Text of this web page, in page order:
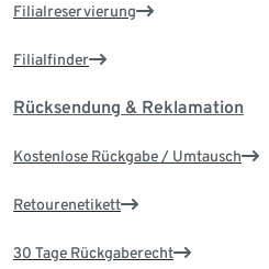
Filialreservierung
Filialfinder
Rücksendung & Reklamation
Kostenlose Rückgabe / Umtausch
Retourenetikett
30 Tage Rückgaberecht